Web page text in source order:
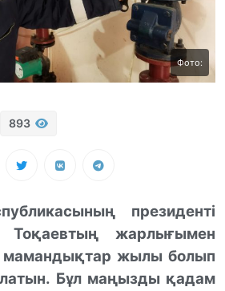
Фото:
893
президенті
Тоқаевтың жарлығымен
жылы болып
. Бұл маңызды қадам